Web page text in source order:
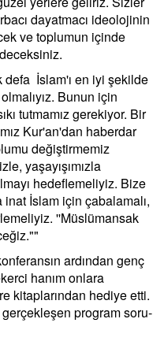
dayatmacı ideolojinin
ve toplumun içinde
İslam'ı en iyi şekilde
Bunun için
tutmamız gerekiyor. Bir
Kur'an'dan haberdar
değiştirmemiz
yaşayışımızla
hedeflemeliyiz. Bize
İslam için çabalamalı,
''Müslümansak
ardından genç
hanım onlara
kitaplarından hediye etti.
program soru-